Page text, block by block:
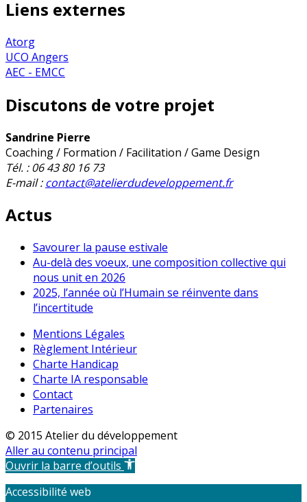
Liens externes
Atorg
UCO Angers
AEC - EMCC
Discutons de votre projet
Sandrine Pierre
Coaching / Formation / Facilitation / Game Design
Tél. : 06 43 80 16 73
E-mail :contact@atelierdudeveloppement.fr
Actus
Savourer la pause estivale
Au-delà des voeux, une composition collective qui
nous unit en 2026
2025, l’année où l’Humain se réinvente dans
l’incertitude
Mentions Légales
Règlement Intérieur
Charte Handicap
Charte IA responsable
Contact
Partenaires
© 2015 Atelier du développement
Aller au contenu principal
Ouvrir la barre d’outils
Accessibilité web